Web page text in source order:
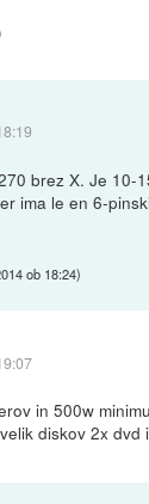
brez X. Je 10-
ima le en 6-
ob 18:24)
in 500w
diskov 2x